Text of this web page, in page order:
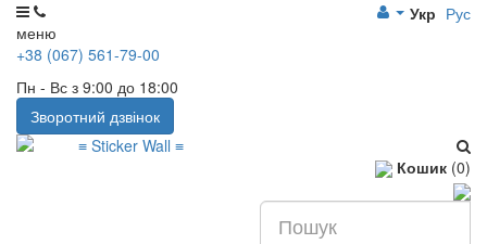
меню
Укр Рус
+38 (067) 561-79-00
Пн - Вс з 9:00 до 18:00
Зворотний дзвінок
Кошик (0)